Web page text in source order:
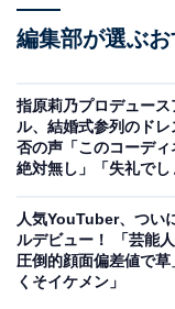
編集部が選ぶ
指原莉乃プロデュース
ル、結婚式参列のドレ
否の声「このコーディ
絶対無し」「失礼でし
人気YouTuber、つい
ルデビュー！ 「芸能
圧倒的顔面偏差値で草
くそイケメン」